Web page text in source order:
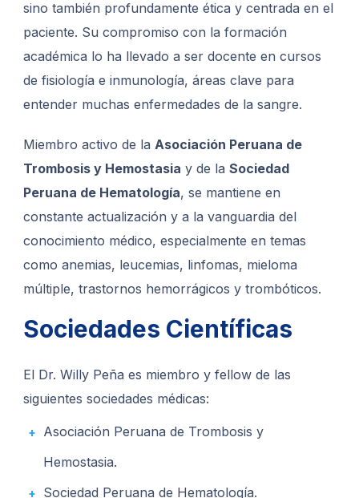
sino también profundamente ética y centrada en el
paciente. Su compromiso con la formación
académica lo ha llevado a ser docente en cursos
de fisiología e inmunología, áreas clave para
entender muchas enfermedades de la sangre.
Miembro activo de laAsociación Peruana de
Trombosis y Hemostasia y de laSociedad
Peruana de Hematología, se mantiene en
constante actualización y a la vanguardia del
conocimiento médico, especialmente en temas
como anemias, leucemias, linfomas, mieloma
múltiple, trastornos hemorrágicos y trombóticos.
Sociedades Científicas
El Dr. Willy Peña es miembro y fellow de las
siguientes sociedades médicas:
Asociación Peruana de Trombosis y
Hemostasia.
Sociedad Peruana de Hematología.